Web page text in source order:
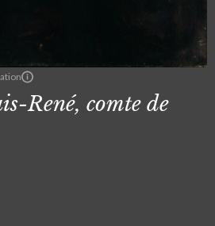
René, comte de